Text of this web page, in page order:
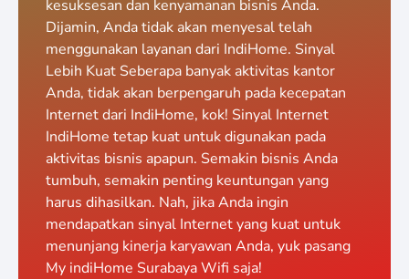
kesuksesan dan kenyamanan bisnis Anda.
Dijamin, Anda tidak akan menyesal telah
menggunakan layanan dari IndiHome. Sinyal
Lebih Kuat Seberapa banyak aktivitas kantor
Anda, tidak akan berpengaruh pada kecepatan
Internet dari IndiHome, kok! Sinyal Internet
IndiHome tetap kuat untuk digunakan pada
aktivitas bisnis apapun. Semakin bisnis Anda
tumbuh, semakin penting keuntungan yang
harus dihasilkan. Nah, jika Anda ingin
mendapatkan sinyal Internet yang kuat untuk
menunjang kinerja karyawan Anda, yuk pasang
My indiHome Surabaya Wifi saja!